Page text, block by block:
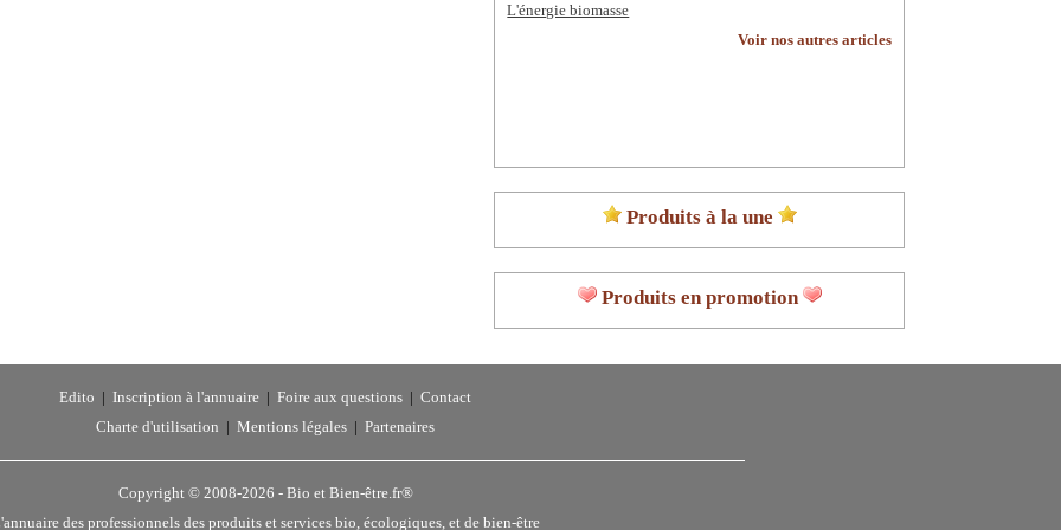
L'énergie biomasse
Voir nos autres articles
Produits à la une
Produits en promotion
Edito Inscription à l'annuaire Foire aux questions
Contact
Charte d'utilisation
Mentions légales Partenaires
Copyright © 2008-2026 - Bio et Bien-être.fr®
des professionnels des produits et services bio, écologiques, et de bien-être